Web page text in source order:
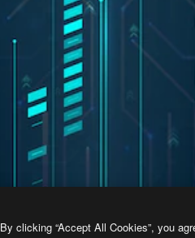
By clicking “Accept All Cookies”, you